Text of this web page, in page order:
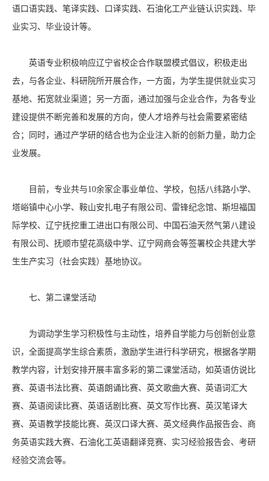
语口语实践、笔译实践、口译实践、石油化工产业链认识实践、毕
业实习、毕业设计等。
英语专业积极响应辽宁省校企合作联盟模式倡议，积极走出
去，与各企业、科研院所开展合作，一方面，为学生提供就业实习
基地、拓宽就业渠道；另一方面，通过加强与企业合作，为各专业
建设提供不断完善和发展的方向，使人才培养与社会需要紧密结
合；同时，通过产学研的结合也为企业注入新的创新力量，助力企
业发展。
目前，专业共与10余家企事业单位、学校，包括八纬路小学、
塔峪镇中心小学、鞍山安扎电子有限公司、雷锋纪念馆、斯坦福国
际学校、辽宁抚挖重工进出口有限公司、中国石油天然气第八建设
有限公司、抚顺市望花高级中学、辽宁网商会等签署校企共建大学
生生产实习（社会实践）基地协议。
七、第二课堂活动
为调动学生学习积极性与主动性，培养自学能力与创新创业意
识，全面提高学生综合素质，激励学生进行科学研究，根据各学期
教学内容，计划安排开展丰富多彩的第二课堂活动，如英语仿说比
赛、英语书法比赛、英语朗诵比赛、英文歌曲大赛、英语词汇大
赛、英语阅读比赛、英语话剧比赛、英文写作比赛、英汉笔译大
赛、英语教学技能比赛、英汉口译大赛、英文经典作品报告会、商
务英语实践大赛、石油化工英语翻译竞赛、实习经验报告会、考研
经验交流会等。